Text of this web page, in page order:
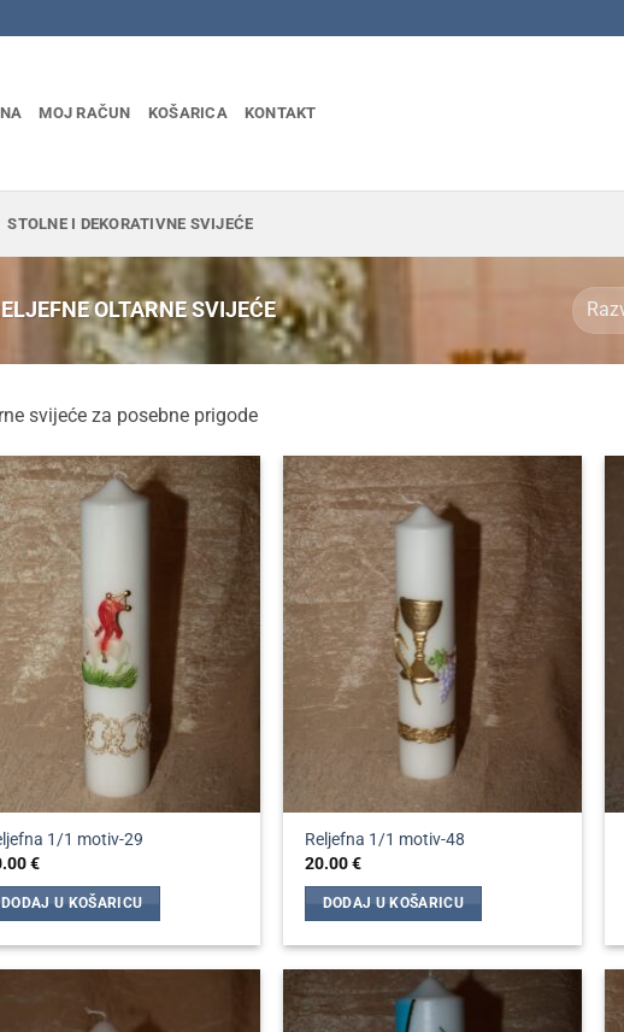
MOJ RAČUN KOŠARICA KONTAKT
STOLNE I DEKORATIVNE SVIJEĆE
OLTARNE SVIJEĆE
svijeće za posebne prigode
1/1 motiv-29
€
DODAJ U KOŠARICU
Reljefna 1/1 motiv-48
20.00€
DODAJ U KOŠARICU